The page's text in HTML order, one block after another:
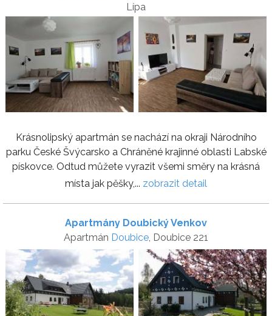
Lípa
Krásnolipský apartmán se nachází na okraji Národního
parku České Švýcarsko a Chráněné krajinné oblasti Labské
pískovce. Odtud můžete vyrazit všemi směry na krásná
místa jak pěšky,... zobrazit detail
Apartmány Doubický Venkov
Apartmán Doubice , Doubice 221